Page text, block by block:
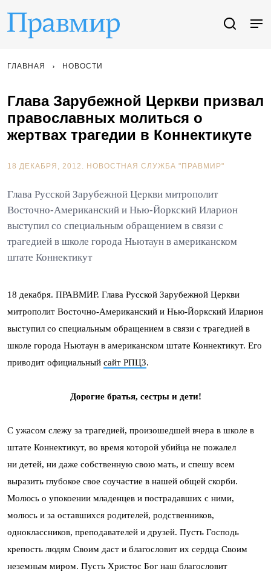
ГЛАВНАЯ НОВОСТИ
Глава Зарубежной Церкви призвал
православных молиться о
жертвах трагедии в Коннектикуте
18 ДЕКАБРЯ, 2012. НОВОСТНАЯ СЛУЖБА "ПРАВМИР"
Глава Русской Зарубежной Церкви митрополит
Восточно-Американский и Нью-Йоркский Иларион
выступил со специальным обращением в связи с
трагедией в школе города Ньютаун в американском
штате Коннектикут
18 декабря. ПРАВМИР. Глава Русской Зарубежной Церкви
митрополит Восточно-Американский и Нью-Йоркский Иларион
выступил со специальным обращением в связи с трагедией в
школе города Ньютаун в американском штате Коннектикут. Его
приводит официальный сайт РПЦЗ.
Дорогие братья, сестры и дети!
С ужасом слежу за трагедией, произошедшей вчера в школе в
штате Коннектикут, во время которой убийца не пожалел
ни детей, ни даже собственную свою мать, и спешу всем
выразить глубокое свое соучастие в нашей общей скорби.
Молюсь о упокоении младенцев и пострадавших с ними,
молюсь и за оставшихся родителей, родственников,
одноклассников, преподавателей и друзей. Пусть Господь
крепость людям Своим даст и благословит их сердца Своим
неземным миром. Пусть Христос Бог наш благословит